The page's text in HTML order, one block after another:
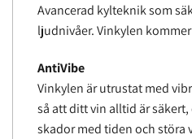
Avancerad kylteknik som
ljudnivåer. Vinkylen
AntiVibe
Vinkylen är utrustat med
så att ditt vin alltid är
skador med tiden och störa